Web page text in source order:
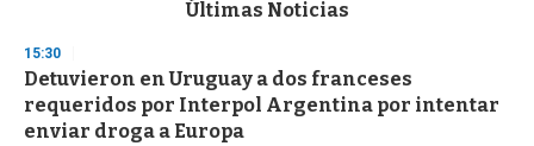
d
s
o
f
3
Últimas Noticias
15:30
Detuvieron en Uruguay a dos franceses
requeridos por Interpol Argentina por intentar
enviar droga a Europa